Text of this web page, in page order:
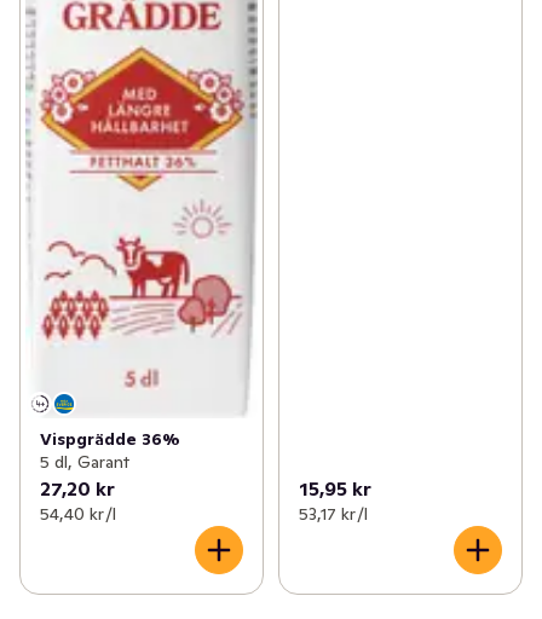
Vispgrädde 36%
5 dl, Garant
27,20 kr
54,40 kr /l
15,95 kr
53,17 kr /l